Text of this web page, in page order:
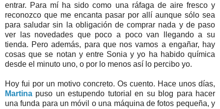
entrar. Para mí ha sido como una ráfaga de aire fresco y
reconozco que me encanta pasar por allí aunque sólo sea
para saludar sin la obligación de comprar nada y de paso
ver las novedades que poco a poco van llegando a su
tienda. Pero además, para que nos vamos a engañar, hay
cosas que se notan y entre Sonia y yo ha habido química
desde el minuto uno, o por lo menos así lo percibo yo.
Hoy fui por un motivo concreto. Os cuento. Hace unos días,
Martina puso un estupendo tutorial en su blog para hacer
una funda para un móvil o una máquina de fotos pequeña, y